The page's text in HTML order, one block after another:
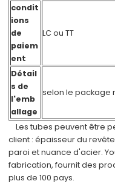
condit
ions
de
paiem
ent
LC ou TT
Détail
s de
l'emb
allage
selon le package
Les tubes peuvent être
client : épaisseur du
paroi et nuance d'acier.
fabrication, fournit des
plus de 100 pays.